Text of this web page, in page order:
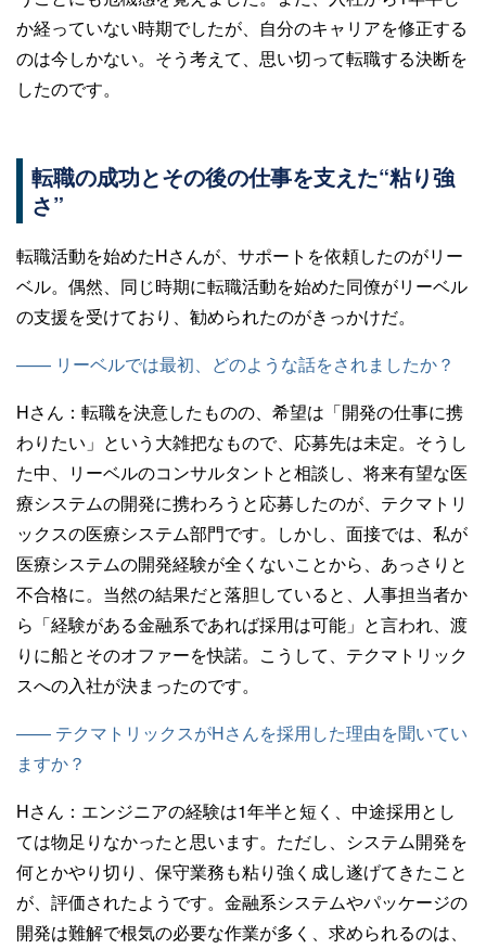
か経っていない時期でしたが、自分のキャリアを修正する
のは今しかない。そう考えて、思い切って転職する決断を
したのです。
転職の成功とその後の仕事を支えた“粘り強
さ”
転職活動を始めたHさんが、サポートを依頼したのがリー
ベル。偶然、同じ時期に転職活動を始めた同僚がリーベル
の支援を受けており、勧められたのがきっかけだ。
—— リーベルでは最初、どのような話をされましたか？
Hさん： 転職を決意したものの、希望は「開発の仕事に携
わりたい」という大雑把なもので、応募先は未定。そうし
た中、リーベルのコンサルタントと相談し、将来有望な医
療システムの開発に携わろうと応募したのが、テクマトリ
ックスの医療システム部門です。しかし、面接では、私が
医療システムの開発経験が全くないことから、あっさりと
不合格に。当然の結果だと落胆していると、人事担当者か
ら「経験がある金融系であれば採用は可能」と言われ、渡
りに船とそのオファーを快諾。こうして、テクマトリック
スへの入社が決まったのです。
—— テクマトリックスがHさんを採用した理由を聞いてい
ますか？
Hさん： エンジニアの経験は1年半と短く、中途採用とし
ては物足りなかったと思います。ただし、システム開発を
何とかやり切り、保守業務も粘り強く成し遂げてきたこと
が、評価されたようです。金融系システムやパッケージの
開発は難解で根気の必要な作業が多く、求められるのは、